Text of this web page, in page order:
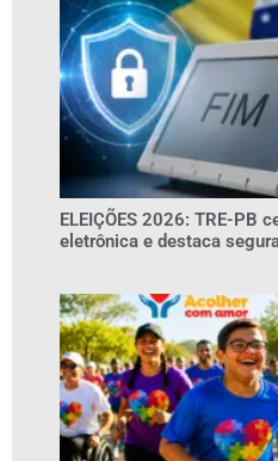
ELEIÇÕES 2026: TRE-PB
eletrônica e destaca